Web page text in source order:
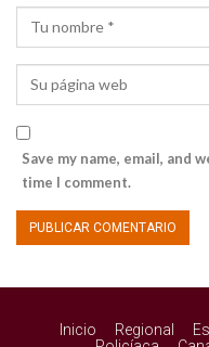
Save my name, email,
time I comment.
Inicio Regional